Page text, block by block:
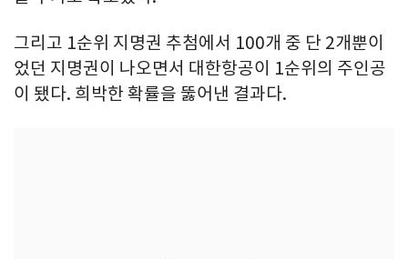
그리고 1순위 지명권 추첨에서 100개 중 단 2개뿐이
었던 지명권이 나오면서 대한항공이 1순위의 주인공
이 됐다. 희박한 확률을 뚫어낸 결과다.